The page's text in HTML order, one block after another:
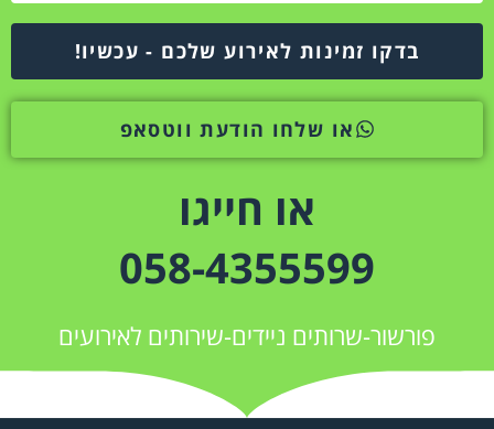
בדקו זמינות לאירוע שלכם - עכשיו!
או שלחו הודעת ווטסאפ
או חייגו
058-4355599
פורשור-שרותים ניידים-שירותים לאירועים